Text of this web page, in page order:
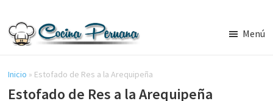
contenido
lateral
principal
Cocina
Peruana,
Menú
Inicio » Estofado de Res a la Arequipeña
Estofado de Res a la Arequipeña